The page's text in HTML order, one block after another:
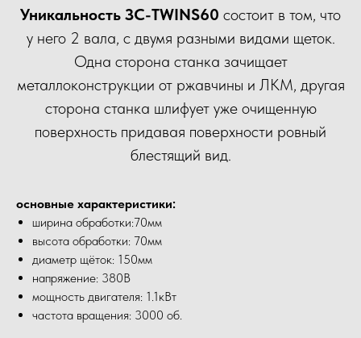
Уникальность ЗС-TWINS60 состоит в том, что
у него 2 вала, с двумя разными видами щеток.
Одна сторона станка зачищает
металлоконструкции от ржавчины и ЛКМ, другая
сторона станка шлифует уже очищенную
поверхность придавая поверхности ровный
блестящий вид.
основные характеристики:
ширина обработки:70мм
высота обработки: 70мм
диаметр щёток: 150мм
напряжение: 380В
мощность двигателя: 1.1кВт
частота вращения: 3000 об.